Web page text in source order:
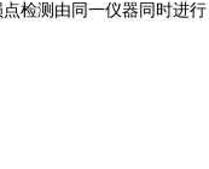
检测由同一仪器同时进